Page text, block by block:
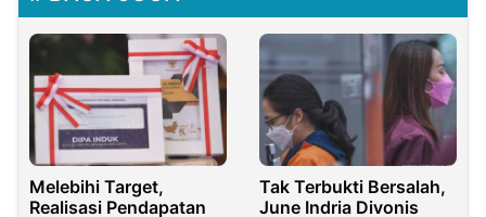
Melebihi Target,
Realisasi Pendapatan
Tak Terbukti Bersalah,
June Indria Divonis